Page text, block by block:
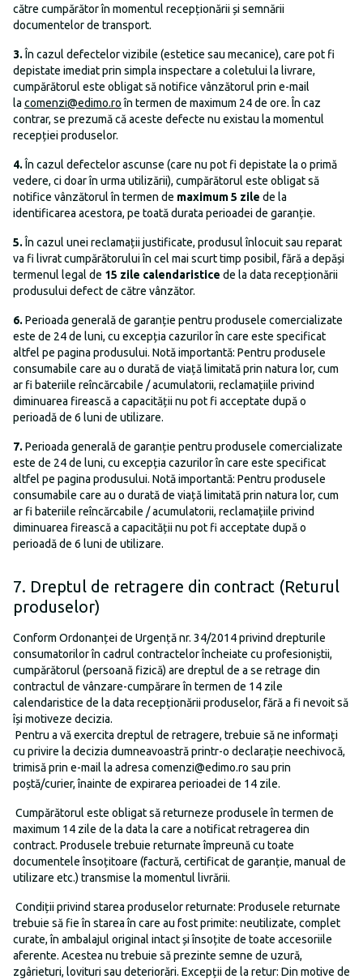
către cumpărător în momentul recepționării și semnării
documentelor de transport.
3. În cazul defectelor vizibile (estetice sau mecanice), care pot fi
depistate imediat prin simpla inspectare a coletului la livrare,
cumpărătorul este obligat să notifice vânzătorul prin e-mail
la comenzi@edimo.roîn termen de maximum 24 de ore. În caz
contrar, se prezumă că aceste defecte nu existau la momentul
recepției produselor.
4. În cazul defectelor ascunse (care nu pot fi depistate la o primă
vedere, ci doar în urma utilizării), cumpărătorul este obligat să
notifice vânzătorul în termen de maximum 5 zile de la
identificarea acestora, pe toată durata perioadei de garanție.
5. În cazul unei reclamații justificate, produsul înlocuit sau reparat
va fi livrat cumpărătorului în cel mai scurt timp posibil, fără a depăși
termenul legal de 15 zile calendaristice de la data recepționării
produsului defect de către vânzător.
6. Perioada generală de garanție pentru produsele comercializate
este de 24 de luni, cu excepția cazurilor în care este specificat
altfel pe pagina produsului. Notă importantă: Pentru produsele
consumabile care au o durată de viață limitată prin natura lor, cum
ar fi bateriile reîncărcabile / acumulatorii, reclamațiile privind
diminuarea firească a capacității nu pot fi acceptate după o
perioadă de 6 luni de utilizare.
7. Perioada generală de garanție pentru produsele comercializate
este de 24 de luni, cu excepția cazurilor în care este specificat
altfel pe pagina produsului. Notă importantă: Pentru produsele
consumabile care au o durată de viață limitată prin natura lor, cum
ar fi bateriile reîncărcabile / acumulatorii, reclamațiile privind
diminuarea firească a capacității nu pot fi acceptate după o
perioadă de 6 luni de utilizare.
7. Dreptul de retragere din contract (Returul
produselor)
Conform Ordonanței de Urgență nr. 34/2014 privind drepturile
consumatorilor în cadrul contractelor încheiate cu profesioniștii,
cumpărătorul (persoană fizică) are dreptul de a se retrage din
contractul de vânzare-cumpărare în termen de 14 zile
calendaristice de la data recepționării produselor, fără a fi nevoit să
își motiveze decizia.
Pentru a vă exercita dreptul de retragere, trebuie să ne informați
cu privire la decizia dumneavoastră printr-o declarație neechivocă,
trimisă prin e-mail la adresa comenzi@edimo.ro sau prin
poștă/curier, înainte de expirarea perioadei de 14 zile.
Cumpărătorul este obligat să returneze produsele în termen de
maximum 14 zile de la data la care a notificat retragerea din
contract. Produsele trebuie returnate împreună cu toate
documentele însoțitoare (factură, certificat de garanție, manual de
utilizare etc.) transmise la momentul livrării.
Condiții privind starea produselor returnate: Produsele returnate
trebuie să fie în starea în care au fost primite: neutilizate, complet
curate, în ambalajul original intact și însoțite de toate accesoriile
aferente. Acestea nu trebuie să prezinte semne de uzură,
zgârieturi, lovituri sau deteriorări. Excepții de la retur: Din motive de